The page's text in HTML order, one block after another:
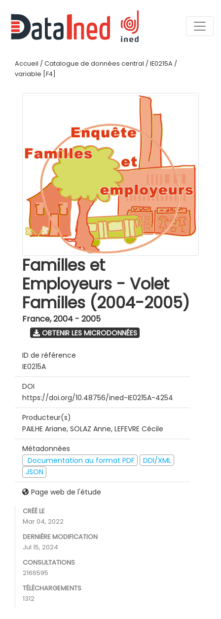
Accueil / Catalogue de données central / IE0215A /
variable [F4]
Familles et
Employeurs - Volet
Familles (2004-2005)
France,2004 - 2005
OBTENIR LES MICRODONNÉES
ID de référence
IE0215A
DOI
https://doi.org/10.48756/ined-IE0215A-4254
Producteur(s)
PAILHE Ariane, SOLAZ Anne, LEFEVRE Cécile
Métadonnées
Documentation au format PDF
DDI/XML
JSON
Page web de l'étude
CRÉÉ LE
Mar 04, 2022
DERNIÈRE MODIFICATION
Jul 15, 2024
CONSULTATIONS
2166595
TÉLÉCHARGEMENTS
1312